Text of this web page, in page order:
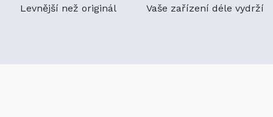
Levnější než originál Vaše zařízení déle vydrží